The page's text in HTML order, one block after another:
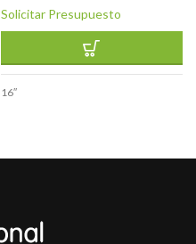
Solicitar Presupuesto
16″